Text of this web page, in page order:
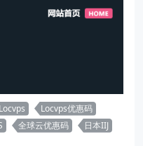
Locvps
Locvps优惠码
全球云优惠码 日本IIJ